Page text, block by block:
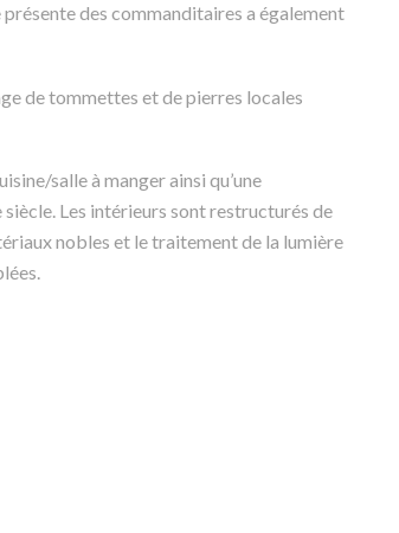
des commanditaires a également
de tommettes et de pierres locales
salle à manger ainsi qu’une
siècle. Les intérieurs sont restructurés de
nobles et le traitement de la lumière